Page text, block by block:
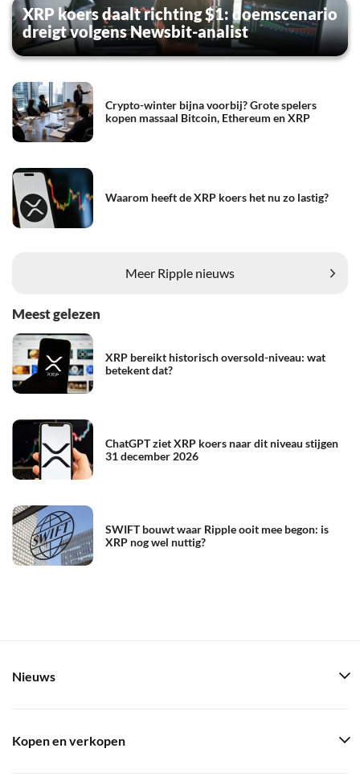
XRP koers daalt richting $1: doemscenario
dreigt volgens Newsbit-analist
Crypto-winter bijna voorbij? Grote spelers
kopen massaal Bitcoin, Ethereum en XRP
Waarom heeft de XRP koers het nu zo lastig?
Meer Ripple nieuws
Meest gelezen
XRP bereikt historisch oversold-niveau: wat
betekent dat?
ChatGPT ziet XRP koers naar dit niveau stijgen
31 december 2026
SWIFT bouwt waar Ripple ooit mee begon: is
XRP nog wel nuttig?
Nieuws
Kopen en verkopen